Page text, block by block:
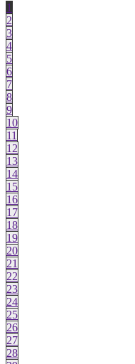
1
2
3
4
5
6
7
8
9
10
11
12
13
14
15
16
17
18
19
20
21
22
23
24
25
26
27
28